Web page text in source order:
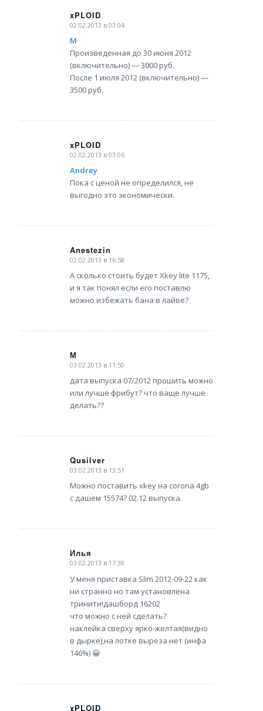
xPLOID
says:
02.02.2013 в 03:04
М
Произведенная до 30 июня 2012
(включительно) — 3000 руб.
После 1 июля 2012 (включительно) —
3500 руб.
xPLOID
says:
02.02.2013 в 03:06
Andrey
Пока с ценой не определился, не
выгодно это экономически.
Anestezin
says:
02.02.2013 в 16:58
А сколько стоить будет Xkey lite 1175,
и я так понял если его поставлю
можно избежать бана в лайве?
М
says:
03.02.2013 в 11:50
дата выпуска 07/2012 прошить можно
или лучше фрибут? что ваще лучше
делать??
Qusilver
says:
03.02.2013 в 13:51
Можно поставить xkey на corona 4gb
с дашем 15574? 02.12 выпуска.
Илья
says:
03.02.2013 в 17:38
У меня приставка Slim 2012-09-22 как
ни странно но там установлена
тринити!дашборд 16202
что можно с ней сделать?
наклейка сверху ярко-желтая(видно
в дырке),на лотке выреза нет (инфа
146%) 😀
xPLOID